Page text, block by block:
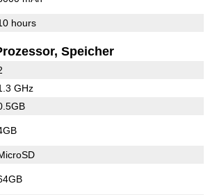
hours
Speicher
GHz